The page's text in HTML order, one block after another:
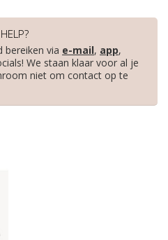
bereiken via e-mail, app,
We staan klaar voor al je
niet om contact op te